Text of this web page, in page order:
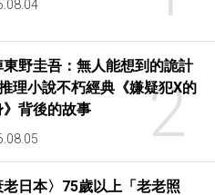
2
東野圭吾：無人能想到的詭計
理小說不朽經典《嫌疑犯X的
》背後的故事
老日本〉75歲以上「老老照